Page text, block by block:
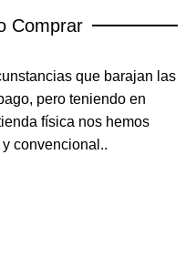
Comprar
que barajan las
pero teniendo en
física nos hemos
convencional..